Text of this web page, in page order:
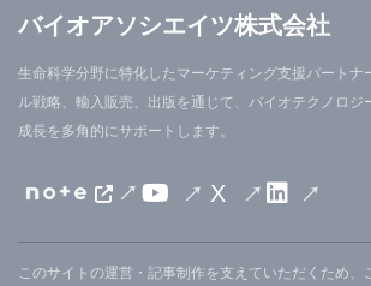
バイオアソシエイツ株式会社
生命科学分野に特化したマーケティング支援パートナ
ル戦略、輸入販売、出版を通じて、バイオテクノロジ
成長を多角的にサポートします。
X
このサイトの運営・記事制作を支えていただくため、